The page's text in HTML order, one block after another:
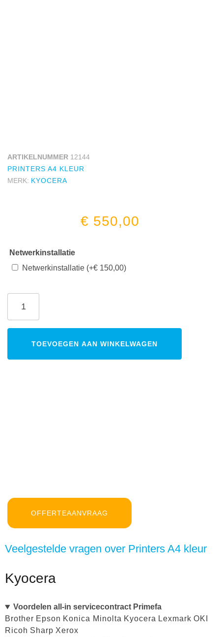
ARTIKELNUMMER 12144
PRINTERS A4 KLEUR
MERK: KYOCERA
€ 550,00
Netwerkinstallatie
Netwerkinstallatie (+€ 150,00)
TOEVOEGEN AAN WINKELWAGEN
OFFERTEAANVRAAG
Veelgestelde vragen over Printers A4 kleur
Kyocera
Voordelen all-in servicecontract Primefa
Brother Epson Konica Minolta Kyocera Lexmark OKI
Ricoh Sharp Xerox